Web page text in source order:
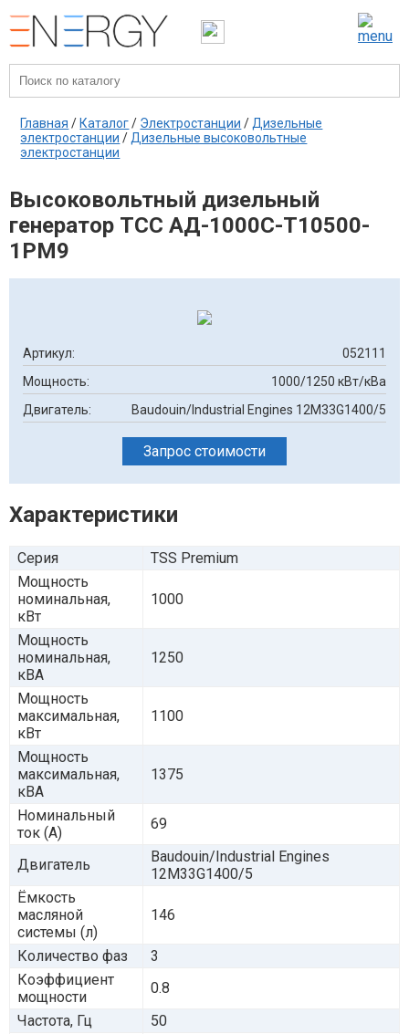
Главная / Каталог/ Электростанции / Дизельные
электростанции / Дизельные высоковольтные
электростанции
Высоковольтный дизельный
генератор ТСС АД-1000С-Т10500-
1РМ9
Артикул:
052111
Мощность:
1000/1250 кВт/кВа
Двигатель:
Baudouin/Industrial Engines 12M33G1400/5
Запрос стоимости
Характеристики
Серия
TSS Premium
Мощность
номинальная,
кВт
1000
Мощность
номинальная,
кВА
1250
Мощность
максимальная,
кВт
1100
Мощность
максимальная,
кВА
1375
Номинальный
ток (А)
69
Двигатель
Baudouin/Industrial Engines
12M33G1400/5
Ёмкость
масляной
системы (л)
146
Количество фаз
3
Коэффициент
мощности
0.8
Частота, Гц
50